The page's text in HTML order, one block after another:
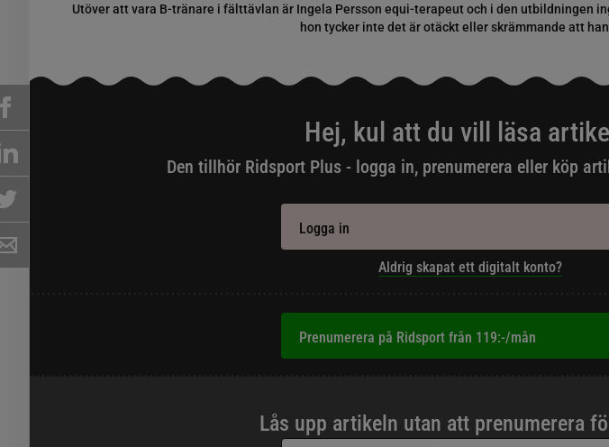
Utöver att vara B-tränare i fälttävlan är Ingela Persson equi-terapeut och i den utbildningen
hon tycker inte det är otäckt eller skrämmande att
Hej, kul att du vill läsa
Den tillhör Ridsport Plus - logga in, prenumerera eller köp
Logga in
Aldrig skapat ett digitalt konto?
Prenumerera på Ridsport från 119:-/mån